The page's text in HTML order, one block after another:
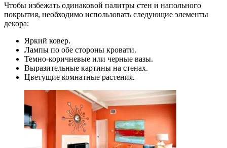
Чтобы избежать одинаковой палитры стен и напольного
покрытия, необходимо использовать следующие элементы
декора:
Яркий ковер.
Лампы по обе стороны кровати.
Темно-коричневые или черные вазы.
Выразительные картины на стенах.
Цветущие комнатные растения.